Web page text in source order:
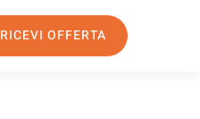
RICEVI OFFERTA